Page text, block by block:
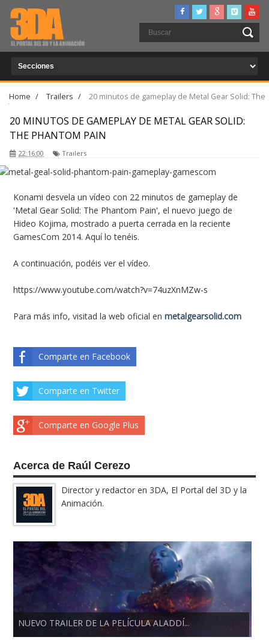
Home / Trailers /
20 minutos de gameplay de Metal Gear Solid: The
Phantom Pain
20 MINUTOS DE GAMEPLAY DE METAL GEAR SOLID:
THE PHANTOM PAIN
22:16:00 Trailers
Konami desvela un vídeo con 22 minutos de gameplay de
'Metal Gear Solid: The Phantom Pain', el nuevo juego de
Hideo Kojima, mostrado a puerta cerrada en la reciente
GamesCom 2014. Aquí lo tenéis.
A continuación, podéis ver el vídeo.
https://www.youtube.com/watch?v=74uzXnMZw-s
Para más info, visitad la web oficialenmetalgearsolid.com
Comparte en Facebook
Comparte en Twitter
Comparte en Google Plus
Acerca de Raúl Cerezo
Director y redactor en 3DA, El Portal del 3D y la
Animación.
NUEVO TRAILER DE LA PELÍCULA ALADDÍ...